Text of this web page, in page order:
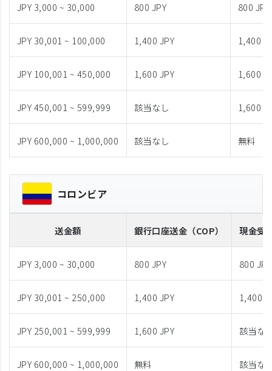
JPY 3,000 ~ 30,000 800 JPY 800 JPY
JPY 30,001 ~ 100,000 1,400 JPY 1,400
JPY 100,001 ~ 450,000 1,600 JPY 1,600
JPY 450,001 ~ 599,999 該当なし 1,600
JPY 600,000 ~ 1,000,000 該当なし 無料
コロンビア
送金額 銀行口座送金 （COP） 現金受
JPY 3,000 ~ 30,000 800 JPY 800 JPY
JPY 30,001 ~ 250,000 1,400 JPY 1,400
JPY 250,001 ~ 599,999 1,600 JPY 該当な
JPY 600,000 ~ 1,000,000 無料 該当な